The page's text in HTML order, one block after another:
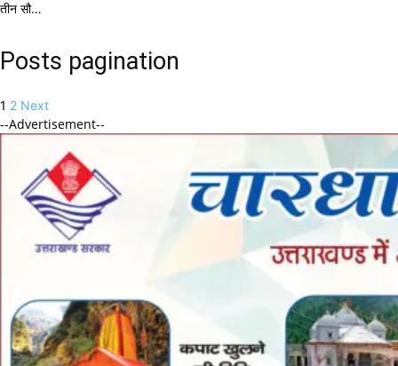
तीन सौ…
Posts pagination
1 2 Next
--Advertisement--